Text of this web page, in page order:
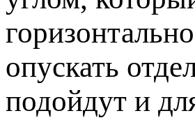
опускать
подойдут и